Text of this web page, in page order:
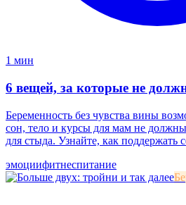
1 мин
6 вещей, за которые не
Беременность без чувства вины
сон, тело и курсы для мам не
для стыда. Узнайте, как поддержать
эмоциифитнеспитание